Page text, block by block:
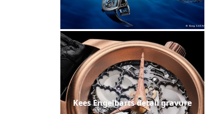
Kees Engelbarts detail gravure